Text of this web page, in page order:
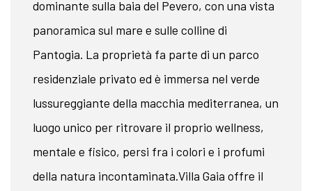
dominante sulla baia del Pevero, con una vista
panoramica sul mare e sulle colline di
Pantogia. La proprietà fa parte di un parco
residenziale privato ed è immersa nel verde
lussureggiante della macchia mediterranea, un
luogo unico per ritrovare il proprio wellness,
mentale e fisico, persi fra i colori e i profumi
della natura incontaminata.Villa Gaia offre il